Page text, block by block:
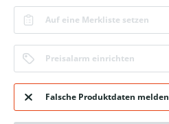
Auf eine Merkliste setzen
Preisalarm einrichten
Falsche Produktdaten melden